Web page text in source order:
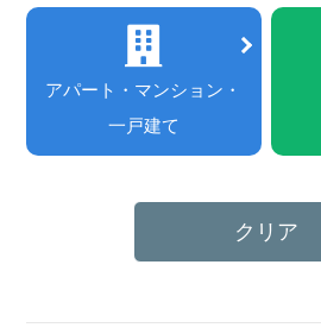
アパート・マンション・
一戸建て
クリア